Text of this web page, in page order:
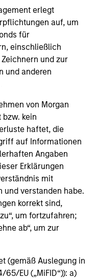
erlegt
auf, um
für
einschließlich
und zur
und anderen
von Morgan
kein
haftet, die
auf Informationen
Angaben
Erklärungen
mit
und verstanden habe.
korrekt sind,
um fortzufahren;
ab“, um zur
(gemäß Auslegung in
EU („MiFID“)): a)
Moody’s und
den
in
die sich vom
der Bestände
Der aktive
% rangieren.
vollständigen
gleich. Bei der
werden Bestände
Engagement